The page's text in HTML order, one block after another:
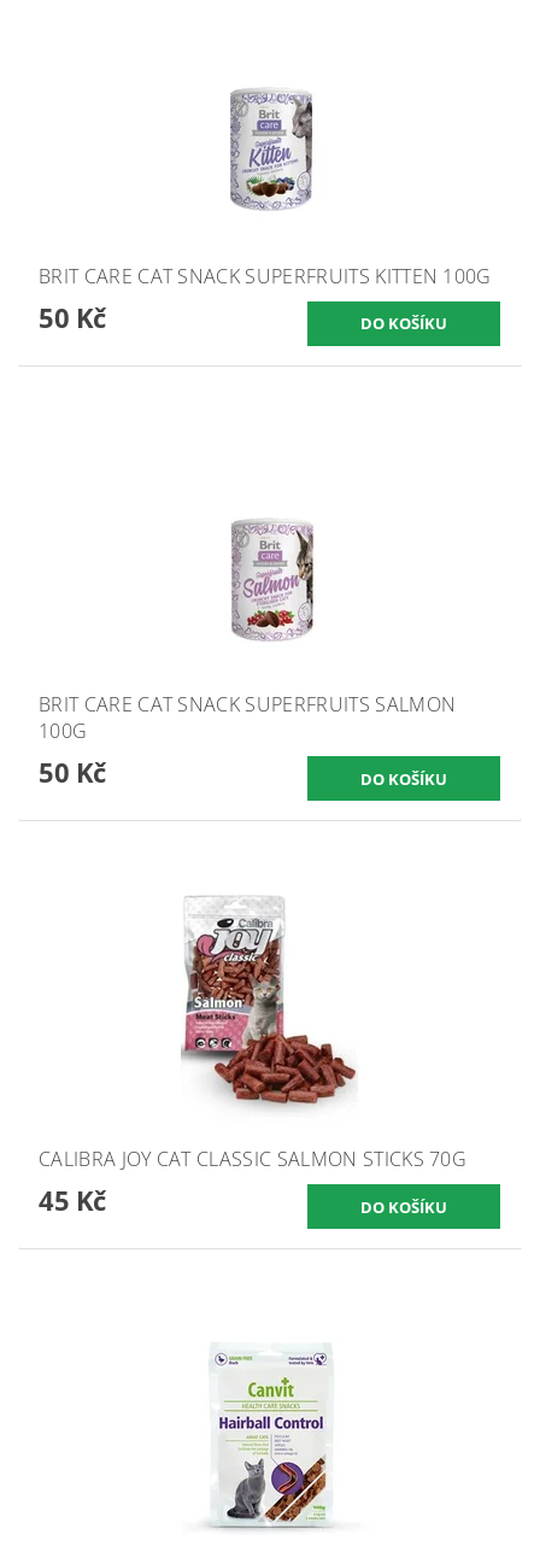
BRIT CARE CAT SNACK SUPERFRUITS KITTEN 100G
50 Kč
BRIT CARE CAT SNACK SUPERFRUITS SALMON
100G
50 Kč
CALIBRA JOY CAT CLASSIC SALMON STICKS 70G
45 Kč